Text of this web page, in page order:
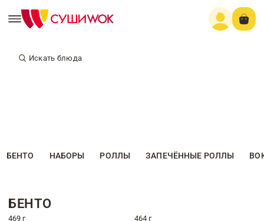
Искать блюда
БЕНТО НАБОРЫ РОЛЛЫ ЗАПЕЧЁННЫЕ РОЛЛЫ
БЕНТО
469 г 464 г